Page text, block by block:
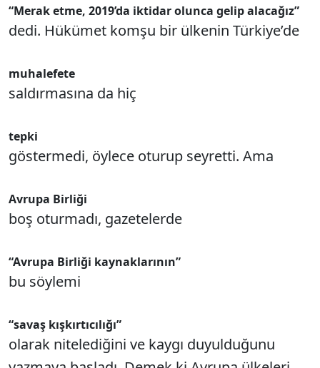
“Merak etme, 2019’da iktidar olunca gelip alacağız”
dedi. Hükümet komşu bir ülkenin Türkiye’de
muhalefete
saldırmasına da hiç
tepki
göstermedi, öylece oturup seyretti. Ama
Avrupa Birliği
boş oturmadı, gazetelerde
“Avrupa Birliği kaynaklarının”
bu söylemi
“savaş kışkırtıcılığı”
olarak nitelediğini ve kaygı duyulduğunu